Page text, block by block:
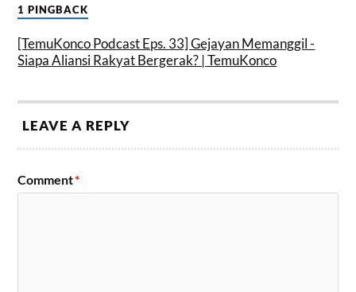
1 PINGBACK
[TemuKonco Podcast Eps. 33] Gejayan Memanggil -
Siapa Aliansi Rakyat Bergerak? | TemuKonco
LEAVE A REPLY
Comment*